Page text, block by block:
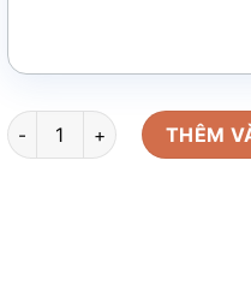
Ấm chén uống trà quà tặng
THÊM